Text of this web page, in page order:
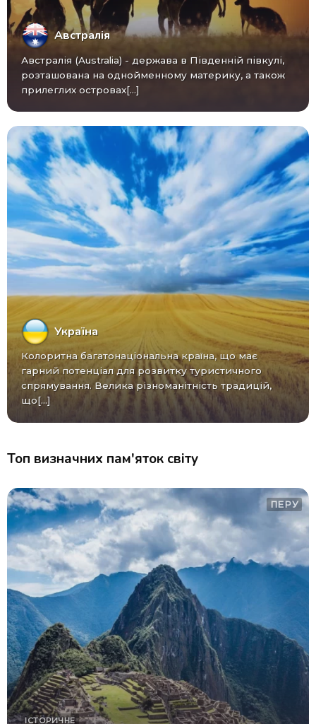
Австралія
Австралія (Australia) - ​​держава в Південній півкулі,
розташована на однойменному материку, а також
прилеглих островах[...]
Україна
Колоритна багатонаціональна країна, що має
гарний потенціал для розвитку туристичного
спрямування. Велика різноманітність традицій,
що[...]
Топ визначних пам'яток світу
ПЕРУ
ІСТОРИЧНЕ